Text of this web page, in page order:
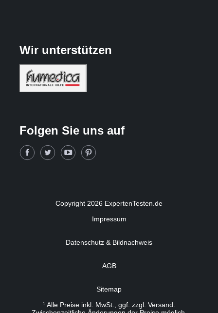
Wir unterstützen
Folgen Sie uns auf
Copyright 2026 ExpertenTesten.de
Impressum
Datenschutz & Bildnachweis
AGB
Sitemap
¹ Alle Preise inkl. MwSt., ggf. zzgl. Versand.